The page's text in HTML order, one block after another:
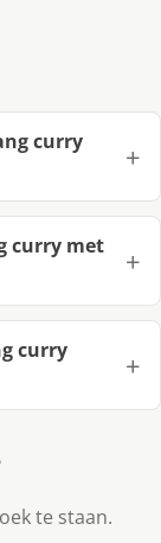
curry
curry met
curry
te staan.